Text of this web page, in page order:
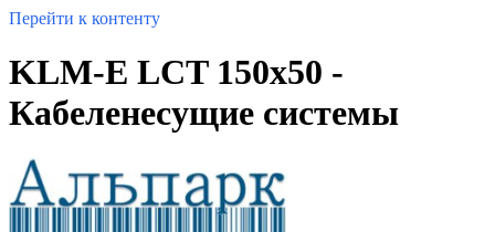
Перейти к контенту
KLM-E LCT 150x50 -
Кабеленесущие системы